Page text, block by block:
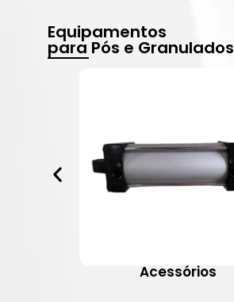
Equipamentos
para Pós e Granulados
Acessórios